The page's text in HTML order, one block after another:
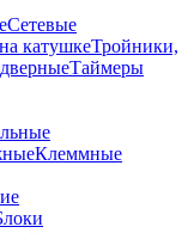
Сетевые
катушкеТройники,
Таймеры
Клеммные